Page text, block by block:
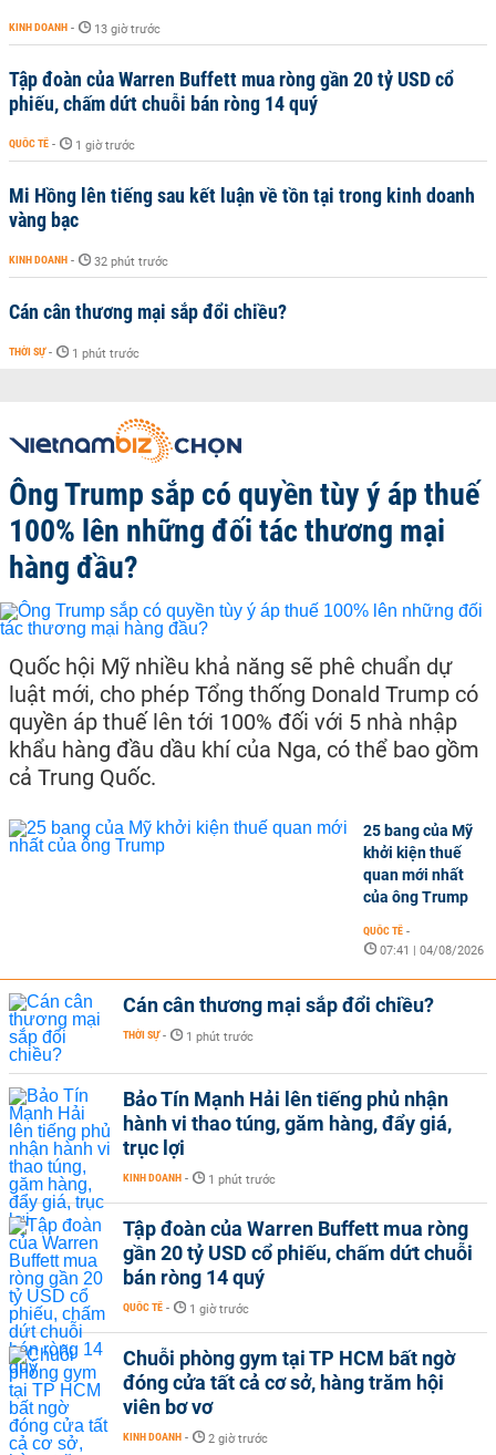
KINH DOANH - 13 giờ trước
Tập đoàn của Warren Buffett mua ròng gần 20 tỷ USD cổ
phiếu, chấm dứt chuỗi bán ròng 14 quý
QUỐC TẾ - 1 giờ trước
Mi Hồng lên tiếng sau kết luận về tồn tại trong kinh doanh
vàng bạc
KINH DOANH - 32 phút trước
Cán cân thương mại sắp đổi chiều?
THỜI SỰ - 1 phút trước
Ông Trump sắp có quyền tùy ý áp thuế
100% lên những đối tác thương mại
hàng đầu?
Quốc hội Mỹ nhiều khả năng sẽ phê chuẩn dự
luật mới, cho phép Tổng thống Donald Trump có
quyền áp thuế lên tới 100% đối với 5 nhà nhập
khẩu hàng đầu dầu khí của Nga, có thể bao gồm
cả Trung Quốc.
25 bang của Mỹ
khởi kiện thuế
quan mới nhất
của ông Trump
QUỐC TẾ -
07:41 | 04/08/2026
Cán cân thương mại sắp đổi chiều?
THỜI SỰ - 1 phút trước
Bảo Tín Mạnh Hải lên tiếng phủ nhận
hành vi thao túng, găm hàng, đẩy giá,
trục lợi
KINH DOANH - 1 phút trước
Tập đoàn của Warren Buffett mua ròng
gần 20 tỷ USD cổ phiếu, chấm dứt chuỗi
bán ròng 14 quý
QUỐC TẾ - 1 giờ trước
Chuỗi phòng gym tại TP HCM bất ngờ
đóng cửa tất cả cơ sở, hàng trăm hội
viên bơ vơ
KINH DOANH - 2 giờ trước